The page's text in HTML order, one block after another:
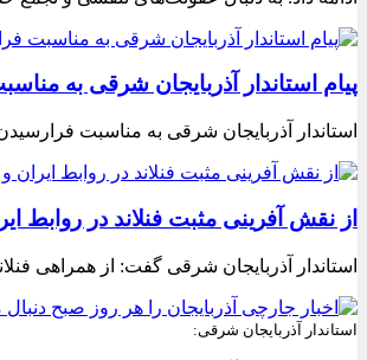
پیام استاندار آذربایجان شرقی به
استاندار آذربایجان شرقی به مناسبت
از نقش آفرینی مثبت فنلاند در روابط
استاندار آذربایجان شرقی گفت: از همراهی
استاندار آذربایجان شرقی: